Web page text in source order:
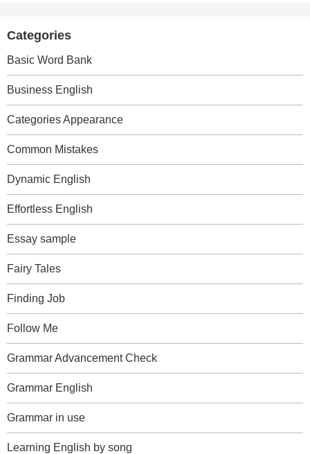
Categories
Basic Word Bank
Business English
Categories Appearance
Common Mistakes
Dynamic English
Effortless English
Essay sample
Fairy Tales
Finding Job
Follow Me
Grammar Advancement Check
Grammar English
Grammar in use
Learning English by song